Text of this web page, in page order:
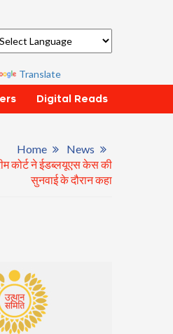
Translate
Digital Reads
Home
News
कोर्ट ने ईडब्लयूएस केस की
सुनवाई के दौरान कहा